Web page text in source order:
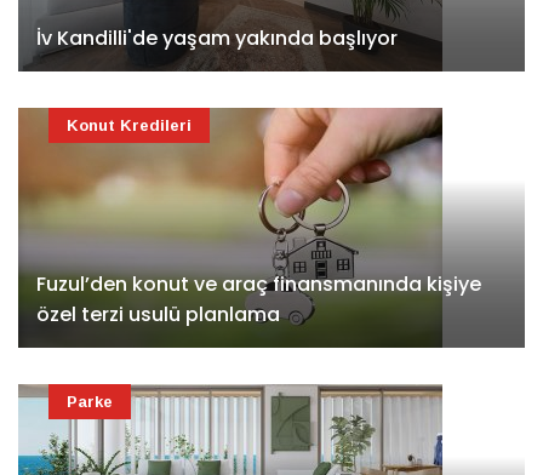
İv Kandilli'de yaşam yakında başlıyor
Fuzul’den konut ve araç finansmanında kişiye
özel terzi usulü planlama
Konut Kredileri
Parke